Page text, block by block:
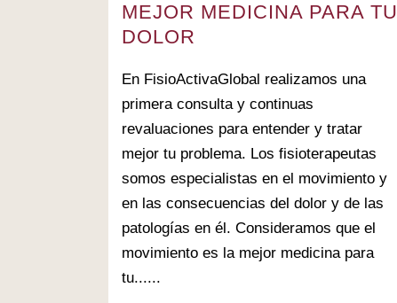
MEJOR MEDICINA PARA TU
DOLOR
En FisioActivaGlobal realizamos una
primera consulta y continuas
revaluaciones para entender y tratar
mejor tu problema. Los fisioterapeutas
somos especialistas en el movimiento y
en las consecuencias del dolor y de las
patologías en él. Consideramos que el
movimiento es la mejor medicina para
tu......